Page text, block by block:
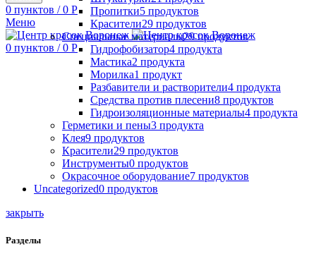
0 пунктов / 0 Р
Меню
0 пунктов / 0 Р
Пропитки5 продуктов
Красители29 продуктов
Специальные материалы29 продуктов
Гидрофобизатор4 продукта
Мастика2 продукта
Морилка1 продукт
Разбавители и растворители4 продукта
Средства против плесени8 продуктов
Гидроизоляционные материалы4 продукта
Герметики и пены3 продукта
Клея9 продуктов
Красители29 продуктов
Инструменты0 продуктов
Окрасочное оборудование7 продуктов
Uncategorized0 продуктов
закрыть
Разделы